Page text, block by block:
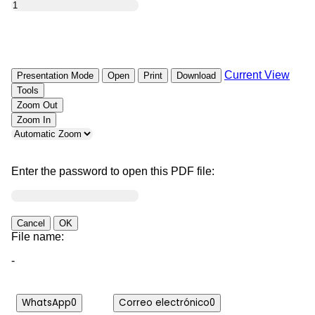
WhatsApp0 Correo electrónico0